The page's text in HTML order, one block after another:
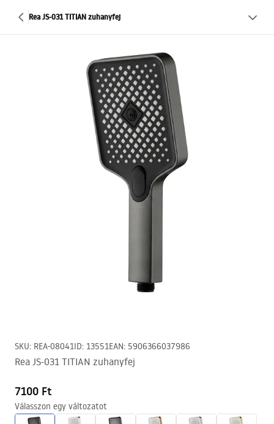
Rea JS-031 TITIAN zuhanyfej
SKU: REA-08041ID: 13551EAN: 5906366037986
Rea JS-031 TITIAN zuhanyfej
7100 Ft
Válasszon egy változatot